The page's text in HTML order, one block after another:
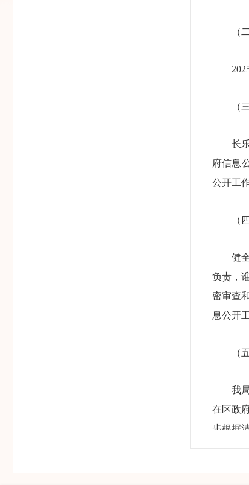
（
（
长
府信息
公开工
（
健
负责，
密审查
息公开
（
我
在区政
步根据